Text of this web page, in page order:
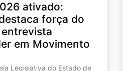
ativado:
força do
em Movimento
Legislativa do Estado de